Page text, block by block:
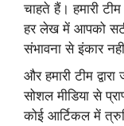
चाहते हैं। हमारी
हर लेख में आपको
संभावना से इंकार
और हमारी टीम
सोशल मीडिया से
कोई आर्टिकल में